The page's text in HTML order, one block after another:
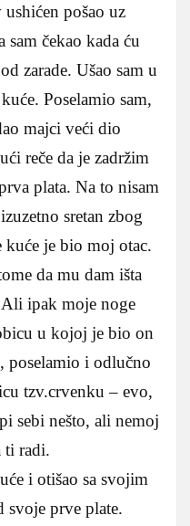
pošao uz
sam čekao kada ću
zarade. Ušao sam u
Poselamio sam,
majci veći dio
reče da je zadržim
plata. Na to nisam
sretan zbog
kuće je bio moj otac.
da mu dam išta
ipak moje noge
u kojoj je bio on
poselamio i odlučno
tzv.crvenku – evo,
sebi nešto, ali nemoj
ti radi.
i otišao sa svojim
svoje prve plate.